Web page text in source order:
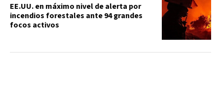
EE.UU. en máximo nivel de alerta por
incendios forestales ante 94 grandes
focos activos